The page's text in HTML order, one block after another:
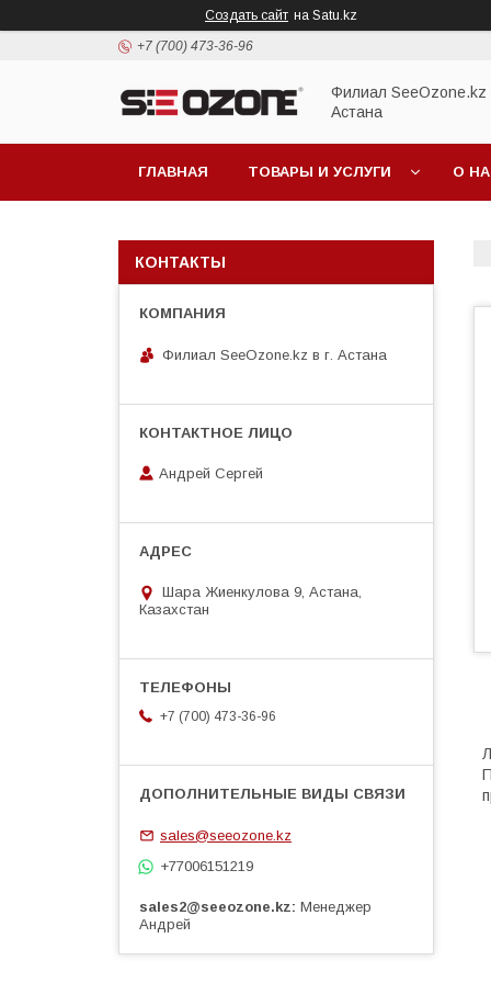
Создать сайт на Satu.kz
+7 (700) 473-36-96
Филиал SeeOzone.kz
Астана
ГЛАВНАЯ ТОВАРЫ И УСЛУГИ О
КОНТАКТЫ
Филиал SeeOzone.kz в г. Астана
Андрей Сергей
Шара Жиенкулова 9, Астана,
Казахстан
+7 (700) 473-36-96
sales@seeozone.kz
+77006151219
sales2@seeozone.kz Менеджер
Андрей